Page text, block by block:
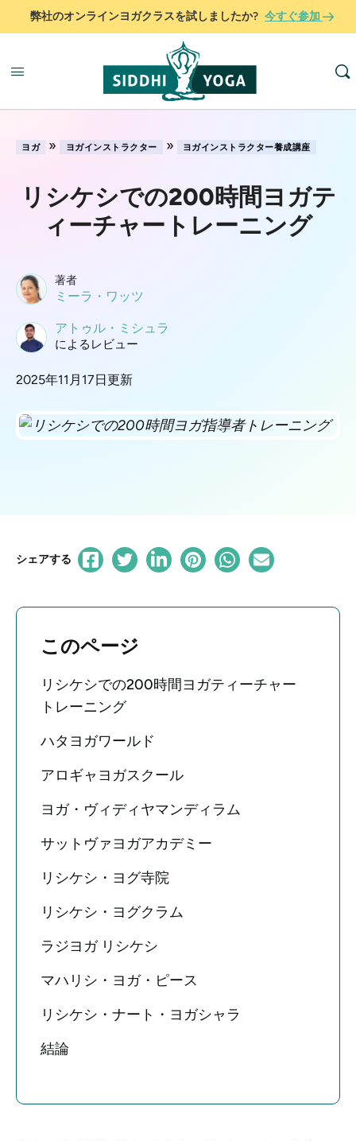
弊社のオンラインヨガクラスを試しましたか? 今すぐ参加
ヨガ » ヨガインストラクター » ヨガインストラクター養成講座
リシケシでの200時間ヨガテ
ィーチャートレーニング
著者
ミーラ・ワッツ
アトゥル・ミシュラ
によるレビュー
2025年11月17日更新
シェアする
このページ
リシケシでの200時間ヨガティーチャー
トレーニング
ハタヨガワールド
アロギャヨガスクール
ヨガ・ヴィディヤマンディラム
サットヴァヨガアカデミー
リシケシ・ヨグ寺院
リシケシ・ヨグクラム
ラジヨガ リシケシ
マハリシ・ヨガ・ピース
リシケシ・ナート・ヨガシャラ
結論